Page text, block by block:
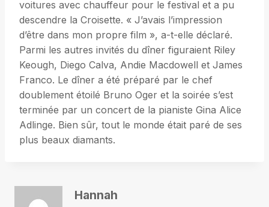
voitures avec chauffeur pour le festival et a pu
descendre la Croisette. « J’avais l’impression
d’être dans mon propre film », a-t-elle déclaré.
Parmi les autres invités du dîner figuraient Riley
Keough, Diego Calva, Andie Macdowell et James
Franco. Le dîner a été préparé par le chef
doublement étoilé Bruno Oger et la soirée s’est
terminée par un concert de la pianiste Gina Alice
Adlinge. Bien sûr, tout le monde était paré de ses
plus beaux diamants.
Hannah